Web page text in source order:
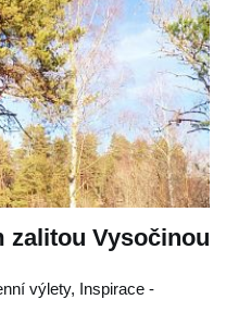
zalitou Vysočinou
výlety, Inspirace -